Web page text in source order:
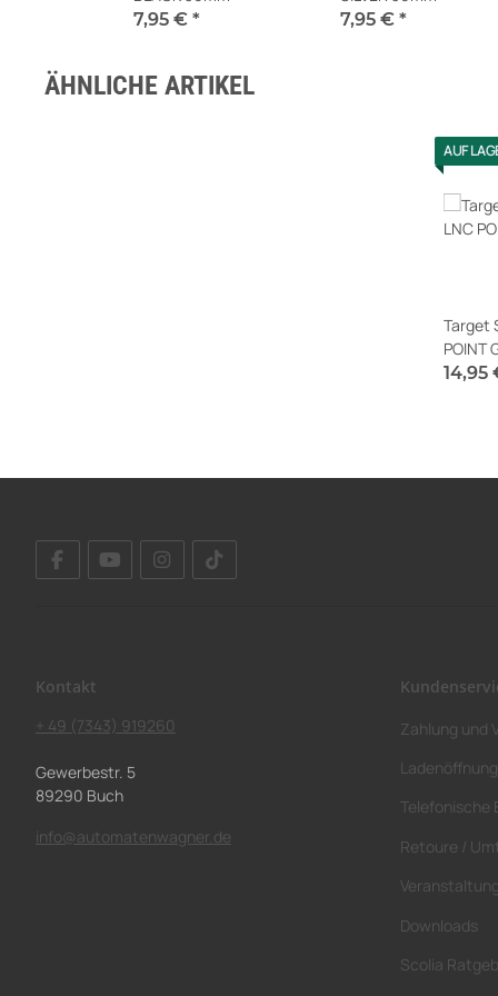
7,95 € *
7,95 € *
ÄHNLICHE ARTIKEL
AUF
Target
POINT
14,95
Kontakt
+ 49 (7343) 919260
Gewerbestr. 5
89290 Buch
info@automatenwagner.de
Zahlung und
Telefonische
Retoure /
Downloads
Scolia